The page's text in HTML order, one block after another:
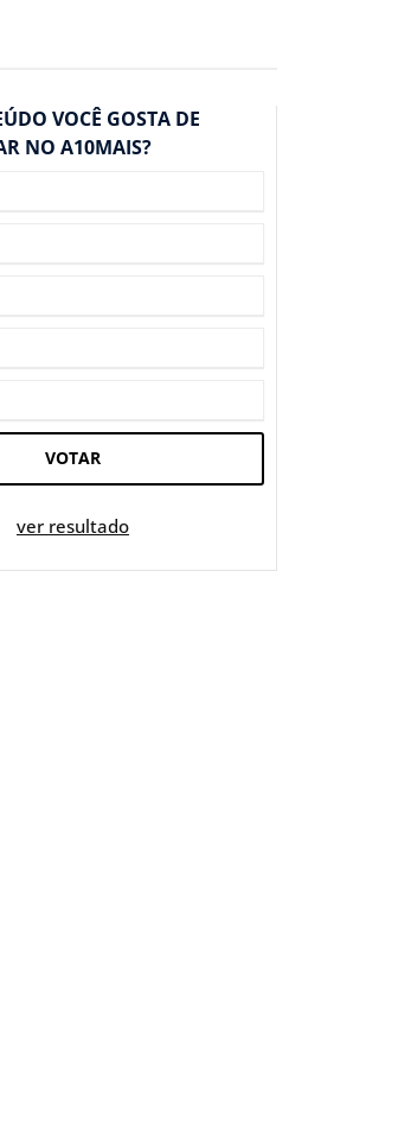
VOCÊ GOSTA DE
NO A10MAIS?
VOTAR
ver resultado